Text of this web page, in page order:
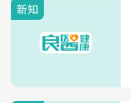
新知